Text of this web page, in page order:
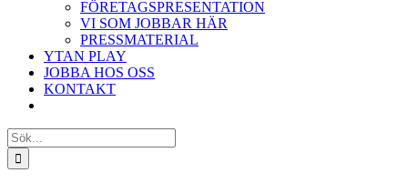
FÖRETAGSPRESENTATION
VI SOM JOBBAR HÄR
PRESSMATERIAL
YTAN PLAY
JOBBA HOS OSS
KONTAKT
Sök
efter: